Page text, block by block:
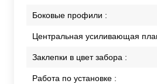
Боковые профили :
Центральная усиливающая
Заклепки в цвет забора :
Работа по установке :